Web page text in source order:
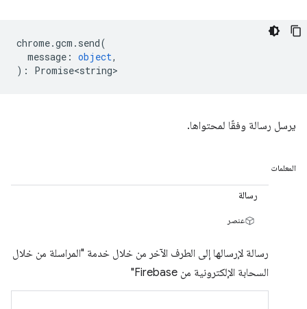
chrome.gcm . send(
message : object,
) : Promise<string>
يرسل رسالة وفقًا لمحتواها.
المعلمات
رسالة
عنصر
رسالة لإرسالها إلى الطرف الآخر من خلال خدمة "المراسلة من خلال
السحابة الإلكترونية من Firebase"